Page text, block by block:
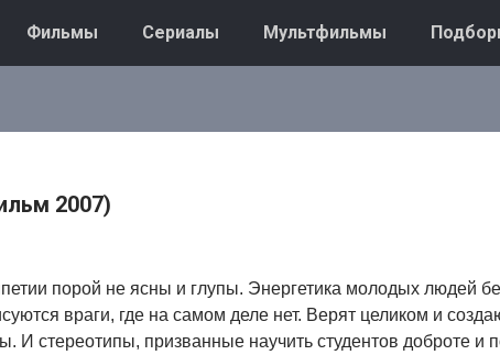
Фильмы Сериалы Мультфильмы
2007)
порой не ясны и глупы. Энергетика молодых людей
враги, где на самом деле нет. Верят целиком и
И стереотипы, призванные научить студентов доброте и